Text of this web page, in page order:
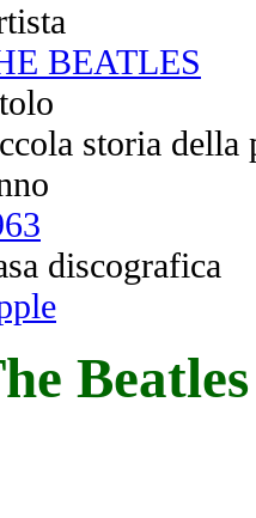
BEATLES
storia
discografica
Beatles